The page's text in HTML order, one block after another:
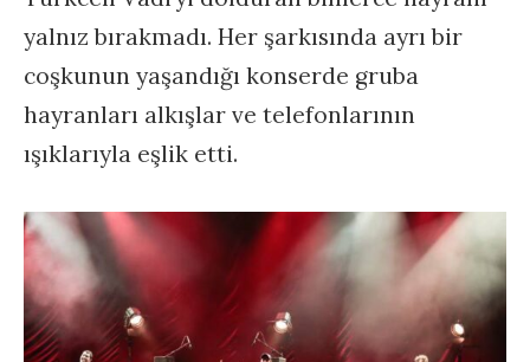
yalnız bırakmadı. Her şarkısında ayrı bir
coşkunun yaşandığı konserde gruba
hayranları alkışlar ve telefonlarının
ışıklarıyla eşlik etti.